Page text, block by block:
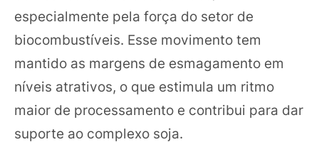
especialmente pela força do setor de
biocombustíveis. Esse movimento tem
mantido as margens de esmagamento em
níveis atrativos, o que estimula um ritmo
maior de processamento e contribui para dar
suporte ao complexo soja.